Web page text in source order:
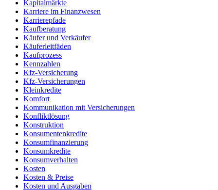
Kapitalmärkte
Karriere im Finanzwesen
Karrierepfade
Kaufberatung
Käufer und Verkäufer
Käuferleitfäden
Kaufprozess
Kennzahlen
Kfz-Versicherung
Kfz-Versicherungen
Kleinkredite
Komfort
Kommunikation mit Versicherungen
Konfliktlösung
Konstruktion
Konsumentenkredite
Konsumfinanzierung
Konsumkredite
Konsumverhalten
Kosten
Kosten & Preise
Kosten und Ausgaben